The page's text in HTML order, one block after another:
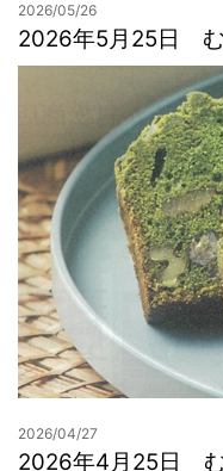
2026/05/26
2026年5月25日 む
2026/04/27
2026年4月25日 む